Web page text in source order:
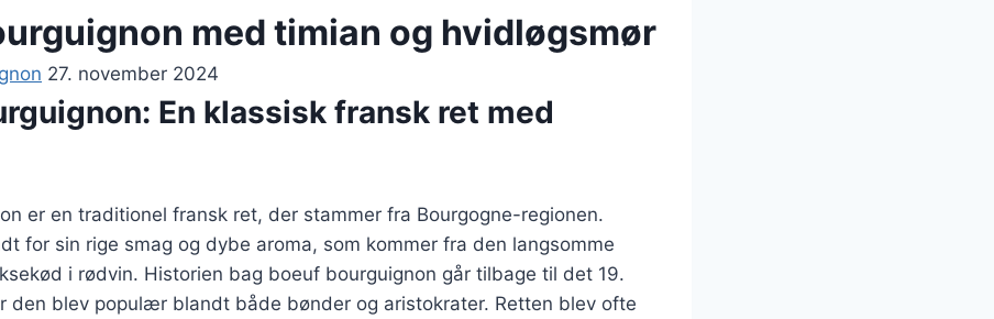
med timian og hvidløgsmør
27. november 2024
En klassisk fransk ret med
er en traditionel fransk ret, der stammer fra Bourgogne-regionen.
for sin rige smag og dybe aroma, som kommer fra den langsomme
i rødvin. Historien bag boeuf bourguignon går tilbage til det 19.
den blev populær blandt både bønder og aristokrater. Retten blev ofte